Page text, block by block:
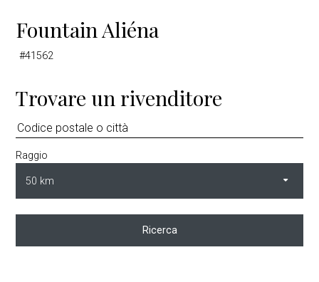
Fountain Aliéna
#41562
Trovare un rivenditore
Raggio
Ricerca